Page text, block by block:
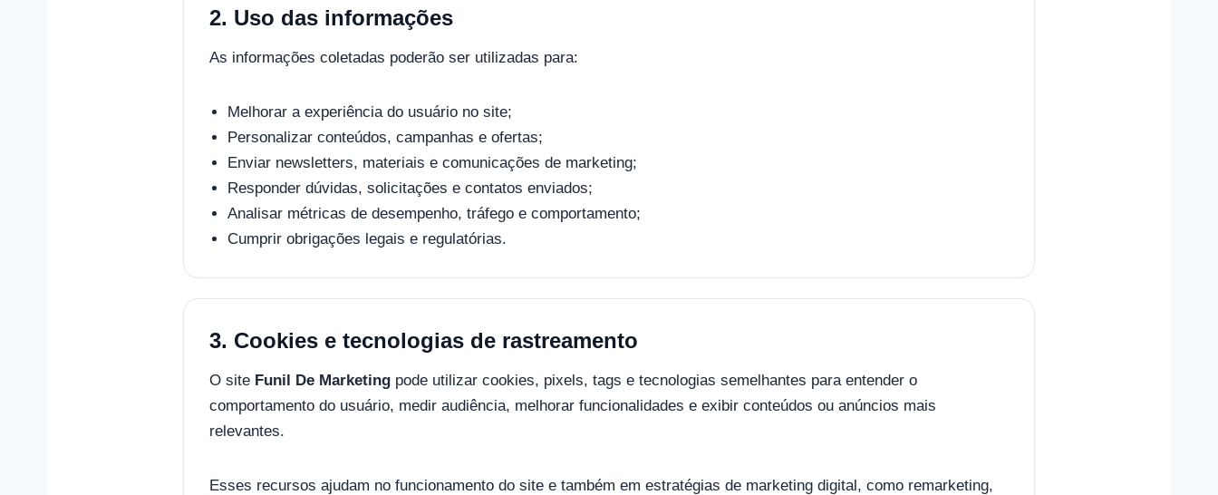
2. Uso das informações
As informações coletadas poderão ser utilizadas para:
Melhorar a experiência do usuário no site;
Personalizar conteúdos, campanhas e ofertas;
Enviar newsletters, materiais e comunicações de marketing;
Responder dúvidas, solicitações e contatos enviados;
Analisar métricas de desempenho, tráfego e comportamento;
Cumprir obrigações legais e regulatórias.
3. Cookies e tecnologias de rastreamento
O site Funil De Marketing pode utilizar cookies, pixels, tags e tecnologias semelhantes para entender o
comportamento do usuário, medir audiência, melhorar funcionalidades e exibir conteúdos ou anúncios mais
relevantes.
Esses recursos ajudam no funcionamento do site e também em estratégias de marketing digital, como remarketing,